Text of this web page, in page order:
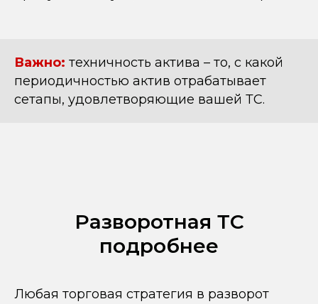
Важно: техничность актива – то, с какой
периодичностью актив отрабатывает
сетапы, удовлетворяющие вашей ТС.
Разворотная ТС
подробнее
Любая торговая стратегия в разворот